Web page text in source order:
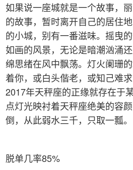
如果说一座城就是一个故事，
的故事，暂时离开自己的居住
的小城，别有一番滋味。摇曳
如画的风景，无论是暗潮汹涌
绵思绪在风中飘荡。灯火阑珊
着你，或白头偕老，或知己难求
2017年天秤座的正缘就存在于
点灯光映衬着天秤座绝美的容
倒，从此弱水三千，只取一瓢。
脱单几率85%